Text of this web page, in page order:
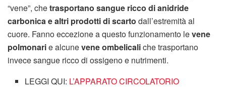
“vene”, chetrasportano sangue ricco di anidride
carbonica e altri prodotti di scarto dall’estremità al
cuore. Fanno eccezione a questo funzionamento levene
polmonarie alcunevene ombelicaliche trasportano
invece sangue ricco di ossigeno e nutrimenti.
LEGGI QUI: L’APPARATO CIRCOLATORIO